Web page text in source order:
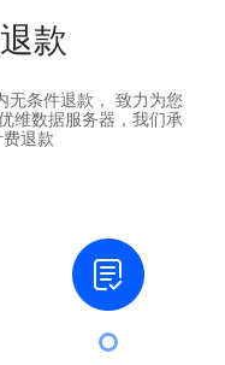
款
无条件退款， 致力为您
维数据服务器，我们承
退款